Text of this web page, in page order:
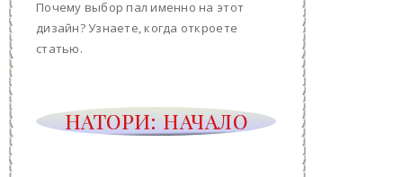
Почему выбор пал именно на этот
дизайн? Узнаете, когда откроете
статью.
НАТОРИ: НАЧАЛО